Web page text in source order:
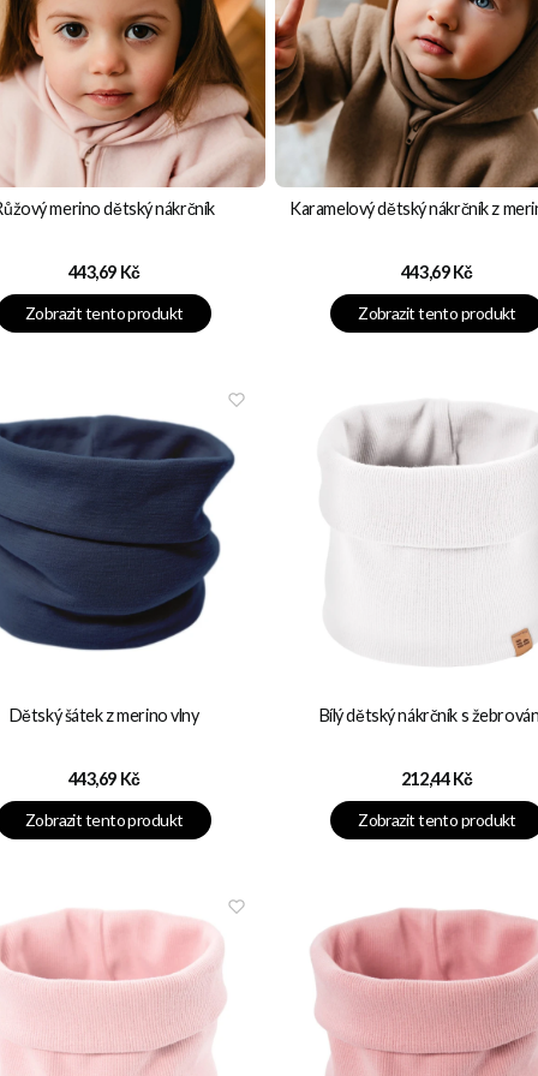
merino dětský nákrčník
Cena
443,69 Kč
Zobrazit tento produkt
Karamelový dětský nákrčník z
Cena
443,69 Kč
Zobrazit tento produkt
Dětský šátek z merino vlny
Cena
443,69 Kč
Zobrazit tento produkt
Bílý dětský nákrčník s
Cena
212,44 Kč
Zobrazit tento produkt